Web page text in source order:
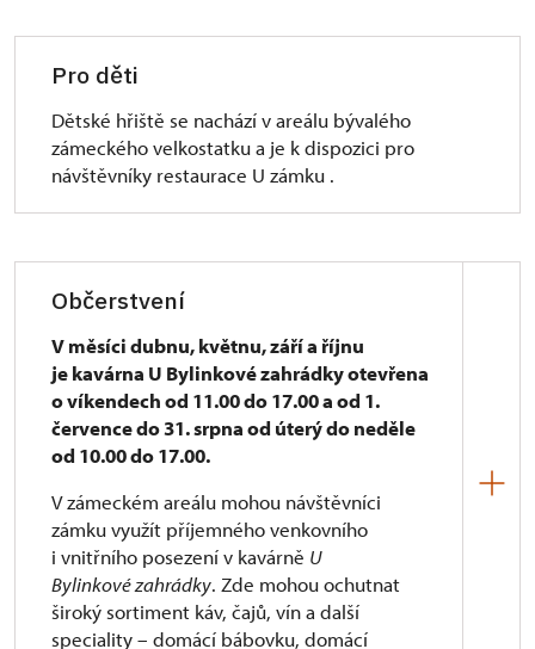
4. Přístup autem k památce
ne
5. Parkování – vyhrazená místa pro řidiče –
návštěvníky s omezenou schopností pohybu
a orientace
doprovod
7. Přístup pro vozíčkáře na
a) mechanickém vozíku
obojí
8. Možnost dobíjení baterie elektrického vozíku
v areálu památky
Pro děti
Dětské hřiště se nachází v areálu bývalého
zámeckého velkostatku a je k dispozici pro
návštěvníky restaurace U zámku .
Občerstvení
V měsíci dubnu, květnu, září a říjnu
je kavárna U Bylinkové zahrádky otevřena
o víkendech od 11.00 do 17.00 a od 1.
července do 31. srpna od úterý do neděle
od 10.00 do 17.00.
V zámeckém areálu mohou návštěvníci
zámku využít příjemného venkovního
i vnitřního posezení v kavárně U
Bylinkové zahrádky. Zde mohou ochutnat
široký sortiment káv, čajů, vín a další
speciality – domácí bábovku, domácí